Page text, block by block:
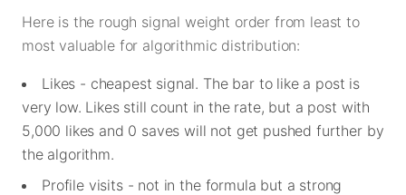
Here is the rough signal weight order from least to
most valuable for algorithmic distribution:
Likes - cheapest signal. The bar to like a post is
very low. Likes still count in the rate, but a post with
5,000 likes and 0 saves will not get pushed further by
the algorithm.
Profile visits - not in the formula but a strong